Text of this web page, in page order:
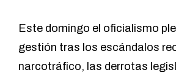
Este domingo el oficialismo
gestión tras los escándalos
narcotráfico, las derrotas